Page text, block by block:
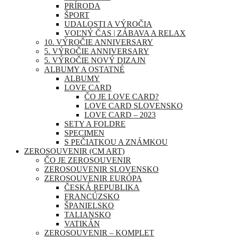
PRÍRODA
ŠPORT
UDALOSTI A VÝROČIA
VOĽNÝ ČAS | ZÁBAVA A RELAX
10. VÝROČIE ANNIVERSARY
5. VÝROČIE ANNIVERSARY
5. VÝROČIE NOVÝ DIZAJN
ALBUMY A OSTATNÉ
ALBUMY
LOVE CARD
ČO JE LOVE CARD?
LOVE CARD SLOVENSKO
LOVE CARD – 2023
SETY A FOLDRE
SPECIMEN
S PEČIATKOU A ZNÁMKOU
ZEROSOUVENIR (CM ART)
ČO JE ZEROSOUVENIR
ZEROSOUVENIR SLOVENSKO
ZEROSOUVENIR EURÓPA
ČESKÁ REPUBLIKA
FRANCÚZSKO
ŠPANIELSKO
TALIANSKO
VATIKÁN
ZEROSOUVENIR – KOMPLET